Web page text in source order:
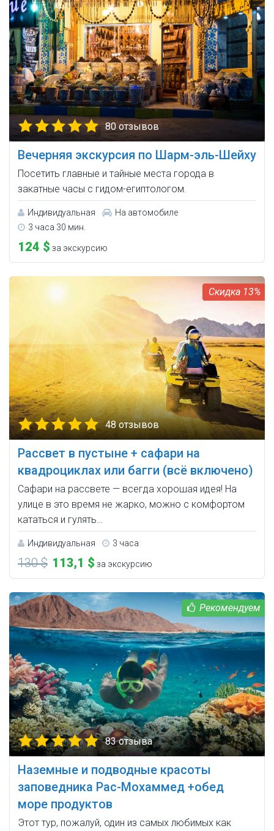
80 отзывов
Вечерняя экскурсия по Шарм-эль-Шейху
Посетить главные и тайные места города в
закатные часы с гидом-египтологом.
Индивидуальная
На автомобиле
3 часа 30 мин.
124 $ за экскурсию
13%
48 отзывов
Рассвет в пустыне + сафари на
квадроциклах или багги (всё включено)
Сафари на рассвете — всегда хорошая идея! На
улице в это время не жарко, можно с комфортом
кататься и гулять…
Индивидуальная 3 часа
130 $ 113,1 $ за экскурсию
83 отзыва
Наземные и подводные красоты
заповедника Рас-Мохаммед +обед
море продуктов
Этот тур, пожалуй, один из самых любимых как